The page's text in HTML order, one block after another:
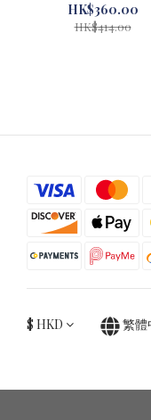
HK$360.00
HK$414.00
$ HKD 繁體